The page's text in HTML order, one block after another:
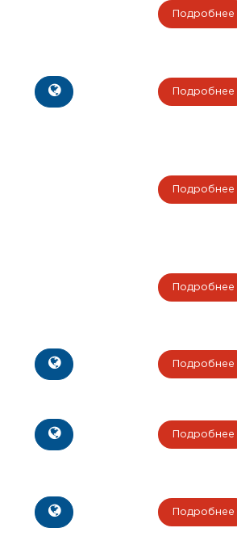
Подробнее
Подробнее
Подробнее
Подробнее
Подробнее
Подробнее
Подробнее